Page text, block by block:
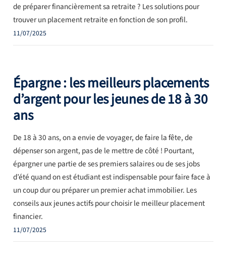
de préparer financièrement sa retraite ? Les solutions pour
trouver un placement retraite en fonction de son profil.
11/07/2025
Épargne : les meilleurs placements
d’argent pour les jeunes de 18 à 30
ans
De 18 à 30 ans, on a envie de voyager, de faire la fête, de
dépenser son argent, pas de le mettre de côté ! Pourtant,
épargner une partie de ses premiers salaires ou de ses jobs
d’été quand on est étudiant est indispensable pour faire face à
un coup dur ou préparer un premier achat immobilier. Les
conseils aux jeunes actifs pour choisir le meilleur placement
financier.
11/07/2025